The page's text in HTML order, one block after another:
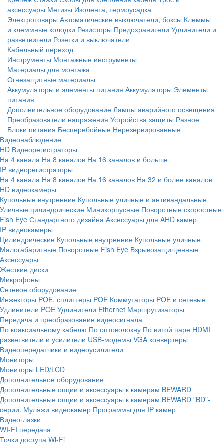
аксессуары Метизы Изолента, термоусадка
Электротовары Автоматические выключатели, боксы Клеммы
и клеммные колодки Резисторы Предохранители Удлинители и
разветвители Розетки и выключатели
Кабельный переход
Инструменты Монтажные инструменты
Материалы для монтажа
Огнезащитные материалы
Аккумуляторы и элементы питания Аккумуляторы Элементы
питания
Дополнительное оборудование Лампы аварийного освещения
Преобразователи напряжения Устройства защиты Разное
Блоки питания Бесперебойные Нерезервированные
Видеонаблюдение
HD Видеорегистраторы
На 4 канала На 8 каналов На 16 каналов и больше
IP видеорегистраторы
На 4 канала На 8 каналов На 16 каналов На 32 и более каналов
HD видеокамеры
Купольные внутренние Купольные уличные и антивандальные
Уличные цилиндрические Миникорпусные Поворотные скоростные
Fish Eye Стандартного дизайна Аксессуары для AHD камер
IP видеокамеры
Цилиндрические Купольные внутренние Купольные уличные
Малогабаритные Поворотные Fish Eye Взрывозащищенные
Аксессуары
Жесткие диски
Микрофоны
Сетевое оборудование
Инжекторы POE, сплиттеры POE Коммутаторы POE и сетевые
Удлинители POE Удлинители Ethernet Маршрутизаторы
Передача и преобразование видеосигнала
По коаксиальному кабелю По оптоволокну По витой паре HDMI
разветвители и усилители USB-модемы VGA конвертеры
Видеопередатчики и видеоусилители
Мониторы
Мониторы LED/LCD
Дополнительное оборудование
Дополнительные опции и аксессуары к камерам BEWARD
Дополнительные опции и аксессуары к камерам BEWARD "BD"-
серии. Муляжи видеокамер Программы для IP камер
Видеоглазки
WI-FI передача
Точки доступа Wi-Fi